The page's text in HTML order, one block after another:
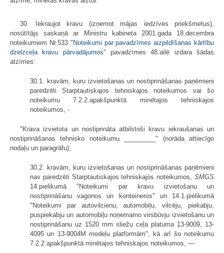
30. Iekraujot kravu (izņemot mājas iedzīves priekšmetus),
nosūtītājs saskaņā ar Ministru kabineta 2001.gada 18.decembra
noteikumiem Nr.533 " Noteikumi par pavadzīmes aizpildīšanas kārtību
dzelzceļa kravu pārvadājumos" pavadzīmes 48.ailē izdara šādas
atzīmes:
30.1. kravām, kuru izvietošanas un nostiprināšanas paņēmieni
paredzēti Starptautiskajos tehniskajos noteikumos vai šo
noteikumu 7.2.2.apakšpunktā minētajos tehniskajos
noteikumos, -
"Krava izvietota un nostiprināta atbilstoši kravu iekraušanas un
nostiprināšanas tehnisko noteikumu _________" (norāda attiecīgo
nodaļu un paragrāfu);
30.2. kravām, kuru izvietošanas un nostiprināšanas paņēmieni
nav paredzēti Starptautiskajos tehniskajos noteikumos, SMGS
14.pielikumā "Noteikumi par kravu izvietošanu un
nostiprināšanu vagonos un konteineros" un 14.1.pielikumā
"Noteikumi par autovilcienu, automobiļu, vilcēju, piekabju,
puspiekabju un automobiļu noņemamo virsbūvju izvietošanu un
nostiprināšanu uz 1520 mm sliežu ceļa platuma 13-9009, 13-
4095 un 13-9004M modeļu platformām", kā arī šo noteikumu
7.2.2.apakšpunktā minētajos tehniskajos noteikumos, —